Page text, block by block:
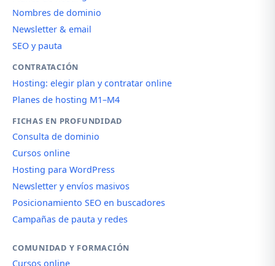
Nombres de dominio
Newsletter & email
SEO y pauta
CONTRATACIÓN
Hosting: elegir plan y contratar online
Planes de hosting M1–M4
FICHAS EN PROFUNDIDAD
Consulta de dominio
Cursos online
Hosting para WordPress
Newsletter y envíos masivos
Posicionamiento SEO en buscadores
Campañas de pauta y redes
COMUNIDAD Y FORMACIÓN
Cursos online